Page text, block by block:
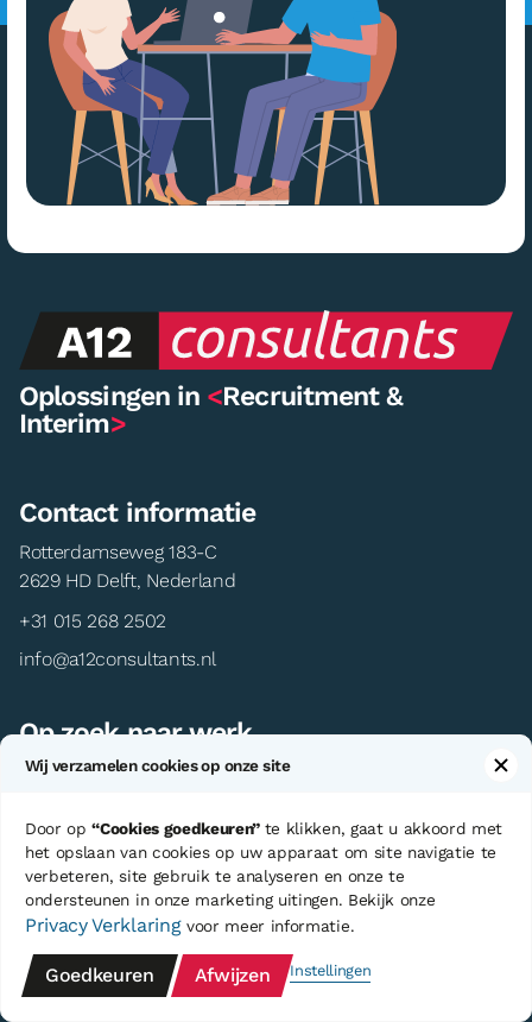
Oplossingen in <Recruitment &
Interim>
Contact informatie
Rotterdamseweg 183-C
2629 HD Delft, Nederland
+31 015 268 2502
info@a12consultants.nl
Op zoek naar werk
→ Vacatures
→ Klanten
→ Expat service
→ Contact
Over A12 Consultants
Wij verzamelen cookies op onze site
Door op“Cookies goedkeuren” te klikken, gaat u akkoord met
het opslaan van cookies op uw apparaat om site navigatie te
verbeteren, site gebruik te analyseren en onze te
ondersteunen in onze marketing uitingen. Bekijk onze
Privacy Verklaringvoor meer informatie.
Goedkeuren Afwijzen Instellingen